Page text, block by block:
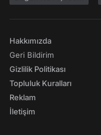
Hakkımızda
Geri Bildirim
Gizlilik Politikası
Topluluk Kuralları
Reklam
İletişim